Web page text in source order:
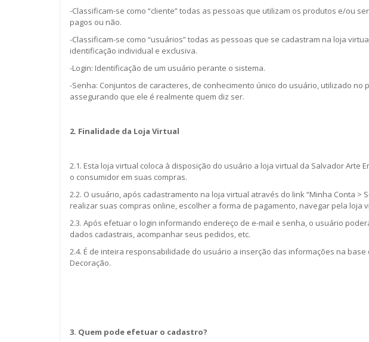
-Classificam-se como “cliente” todas as pessoas que utilizam os produtos e/ou
pagos ou não.
-Classificam-se como “usuários” todas as pessoas que se cadastram na loja
identificação individual e exclusiva.
-Login: Identificação de um usuário perante o sistema.
-Senha: Conjuntos de caracteres, de conhecimento único do usuário, utilizado
assegurando que ele é realmente quem diz ser.
2. Finalidade da Loja Virtual
2.1. Esta loja virtual coloca à disposição do usuário a loja virtual da Salvador Arte
o consumidor em suas compras.
2.2. O usuário, após cadastramento na loja virtual através do link “Minha Conta >
realizar suas compras online, escolher a forma de pagamento, navegar pela loja
2.3. Após efetuar o login informando endereço de e-mail e senha, o usuário
dados cadastrais, acompanhar seus pedidos, etc.
2.4. É de inteira responsabilidade do usuário a inserção das informações na
Decoração.
3. Quem pode efetuar o cadastro?